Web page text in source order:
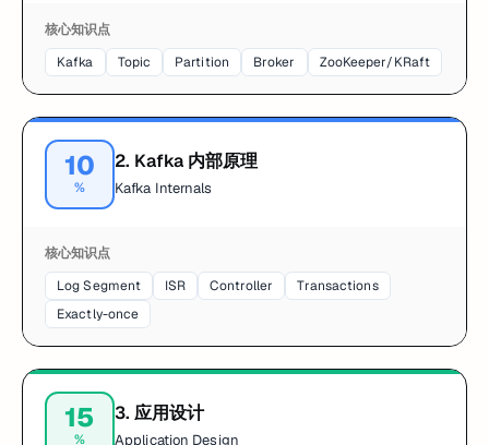
核心知识点
Kafka
Topic Partition Broker ZooKeeper/KRaft
10
%
2. Kafka 内部原理
Kafka Internals
核心知识点
Log Segment
ISR Controller
Transactions
Exactly-once
15
%
3. 应用设计
Application Design